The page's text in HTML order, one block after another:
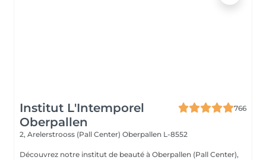
Institut L'Intemporel
Oberpallen
766
2, Arelerstrooss (Pall Center) Oberpallen L-8552
Découvrez notre institut de beauté à Oberpallen (Pall Center),